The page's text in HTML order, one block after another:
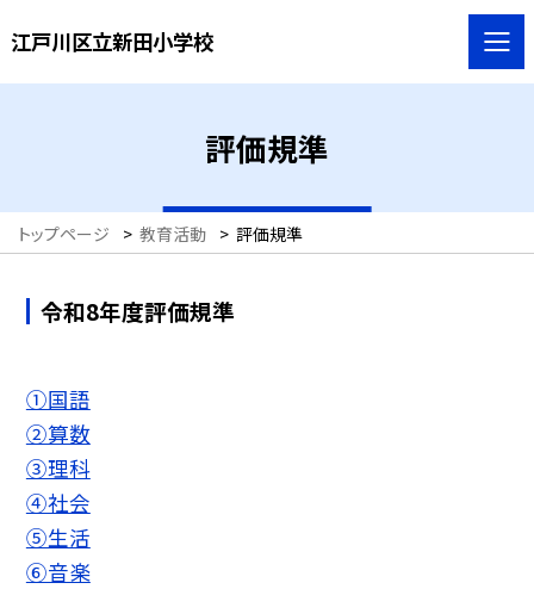
江戸川区立新田小学校
評価規準
トップページ > 教育活動 > 評価規準
令和8年度評価規準
①国語
②算数
③理科
④社会
⑤生活
⑥音楽